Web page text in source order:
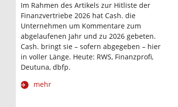
Im Rahmen des Artikels zur Hitliste der
Finanzvertriebe 2026 hat Cash. die
Unternehmen um Kommentare zum
abgelaufenen Jahr und zu 2026 gebeten.
Cash. bringt sie – sofern abgegeben – hier
in voller Länge. Heute: RWS, Finanzprofi,
Deutuna, dbfp.
mehr